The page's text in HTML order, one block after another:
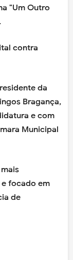
"Um Outro
contra
da
Bragança,
e com
Municipal
focado em
de